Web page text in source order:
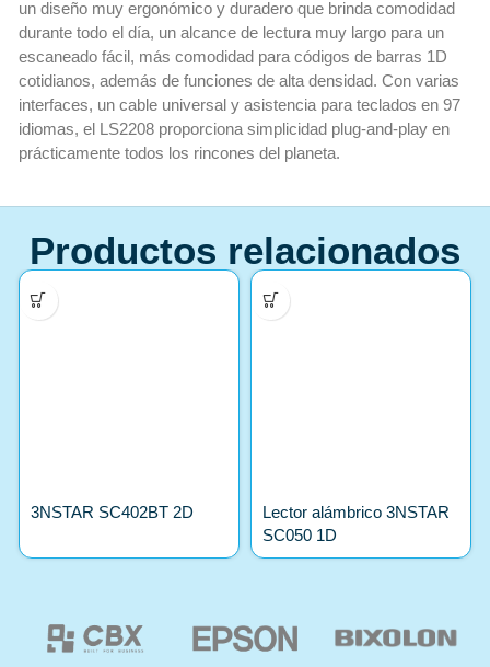
un diseño muy ergonómico y duradero que brinda comodidad
durante todo el día, un alcance de lectura muy largo para un
escaneado fácil, más comodidad para códigos de barras 1D
cotidianos, además de funciones de alta densidad. Con varias
interfaces, un cable universal y asistencia para teclados en 97
idiomas, el LS2208 proporciona simplicidad plug-and-play en
prácticamente todos los rincones del planeta.
Productos relacionados
3NSTAR SC402BT 2D
Lector alámbrico 3NSTAR
SC050 1D